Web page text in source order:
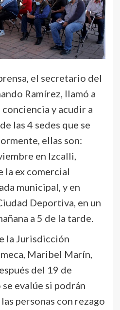
el secretario del
Ramírez, llamó a
y acudir a
las 4 sedes que se
ellas son:
en Izcalli,
la ex comercial
municipal, y en
Deportiva, en un
a 5 de la tarde.
la Jurisdicción
Maribel Marín,
del 19 de
evalúe si podrán
personas con rezago